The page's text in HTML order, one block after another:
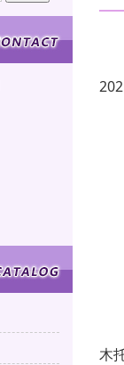
木